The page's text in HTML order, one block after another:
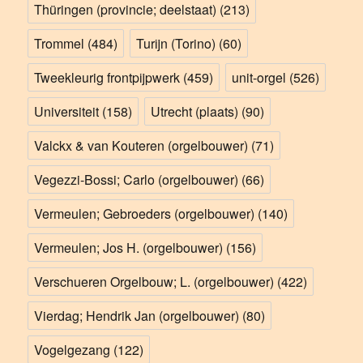
Thüringen (provincie; deelstaat) (213)
Trommel (484) Turijn (Torino) (60)
Tweekleurig frontpijpwerk (459) unit-orgel (526)
Universiteit (158) Utrecht (plaats) (90)
Valckx & van Kouteren (orgelbouwer) (71)
Vegezzi-Bossi; Carlo (orgelbouwer) (66)
Vermeulen; Gebroeders (orgelbouwer) (140)
Vermeulen; Jos H. (orgelbouwer) (156)
Verschueren Orgelbouw; L. (orgelbouwer) (422)
Vierdag; Hendrik Jan (orgelbouwer) (80)
Vogelgezang (122)